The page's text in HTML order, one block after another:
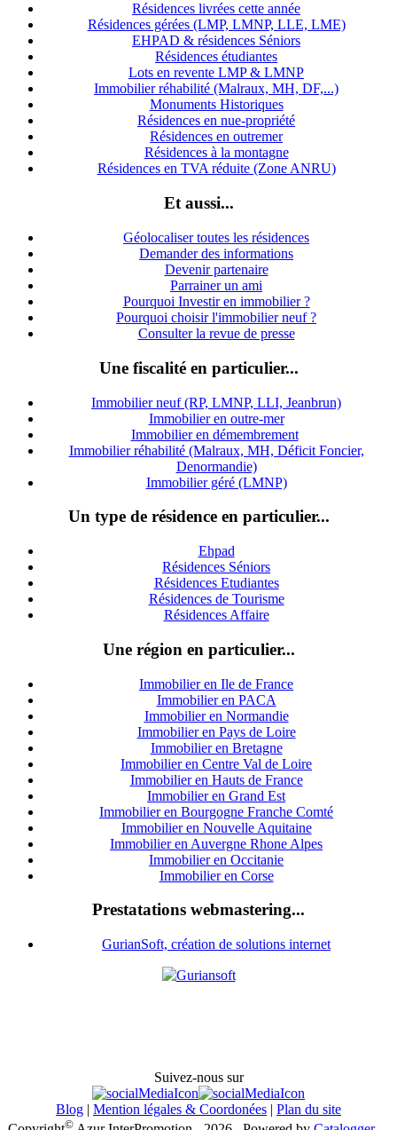
Résidences livrées cette année
Résidences gérées (LMP, LMNP, LLE, LME)
EHPAD & résidences Séniors
Résidences étudiantes
Lots en revente LMP & LMNP
Immobilier réhabilité (Malraux, MH, DF,...)
Monuments Historiques
Résidences en nue-propriété
Résidences en outremer
Résidences à la montagne
Résidences en TVA réduite (Zone ANRU)
Et aussi...
Géolocaliser toutes les résidences
Demander des informations
Devenir partenaire
Parrainer un ami
Pourquoi Investir en immobilier ?
Pourquoi choisir l'immobilier neuf ?
Consulter la revue de presse
Une fiscalité en particulier...
Immobilier neuf (RP, LMNP, LLI, Jeanbrun)
Immobilier en outre-mer
Immobilier en démembrement
Immobilier réhabilité (Malraux, MH, Déficit Foncier,
Denormandie)
Immobilier géré (LMNP)
Un type de résidence en particulier...
Ehpad
Résidences Séniors
Résidences Etudiantes
Résidences de Tourisme
Résidences Affaire
Une région en particulier...
Immobilier en Ile de France
Immobilier en PACA
Immobilier en Normandie
Immobilier en Pays de Loire
Immobilier en Bretagne
Immobilier en Centre Val de Loire
Immobilier en Hauts de France
Immobilier en Grand Est
Immobilier en Bourgogne Franche Comté
Immobilier en Nouvelle Aquitaine
Immobilier en Auvergne Rhone Alpes
Immobilier en Occitanie
Immobilier en Corse
Prestatations webmastering...
GurianSoft, création de solutions internet
Suivez-nous sur
Blog | Mention légales & Coordonées | Plan du site
©